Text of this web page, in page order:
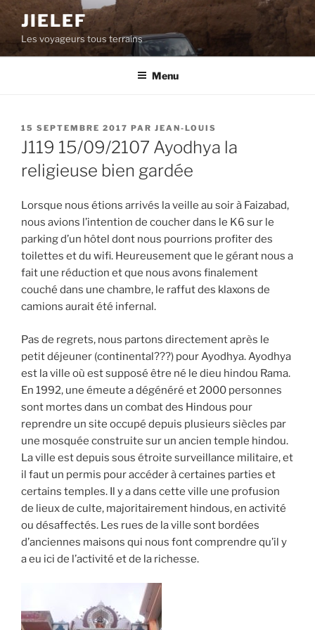
Aller
contenu
principal
JIELEF
Les voyageurs tous terrains
Menu
PUBLIÉ
LE
15 SEPTEMBRE 2017 PAR JEAN-LOUIS
J119 15/09/2107 Ayodhya la
religieuse bien gardée
Lorsque nous étions arrivés la veille au soir à Faizabad,
nous avions l’intention de coucher dans le K6 sur le
parking d’un hôtel dont nous pourrions profiter des
toilettes et du wifi. Heureusement que le gérant nous a
fait une réduction et que nous avons finalement
couché dans une chambre, le raffut des klaxons de
camions aurait été infernal.
Pas de regrets, nous partons directement après le
petit déjeuner (continental???) pour Ayodhya. Ayodhya
est la ville où est supposé être né le dieu hindou Rama.
En 1992, une émeute a dégénéré et 2000 personnes
sont mortes dans un combat des Hindous pour
reprendre un site occupé depuis plusieurs siècles par
une mosquée construite sur un ancien temple hindou.
La ville est depuis sous étroite surveillance militaire, et
il faut un permis pour accéder à certaines parties et
certains temples. Il y a dans cette ville une profusion
de lieux de culte, majoritairement hindous, en activité
ou désaffectés. Les rues de la ville sont bordées
d’anciennes maisons qui nous font comprendre qu’il y
a eu ici de l’activité et de la richesse.